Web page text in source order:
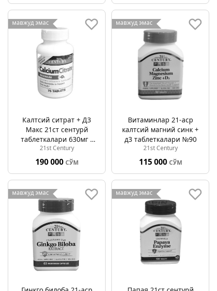
мавжуд эмас
Калтсий ситрат + Д3
Макс 21ст cентурй
таблеткалари 630мг /
500МЕ №75
21st Century
190 000 СЎМ
мавжуд эмас
Витаминлар 21-аср
калтсий магний синк +
д3 таблеткалари №90
21st Century
115 000 СЎМ
мавжуд эмас мавжуд эмас